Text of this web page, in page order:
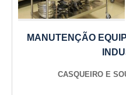
MANUTENÇÃO
CASQUEIRO E